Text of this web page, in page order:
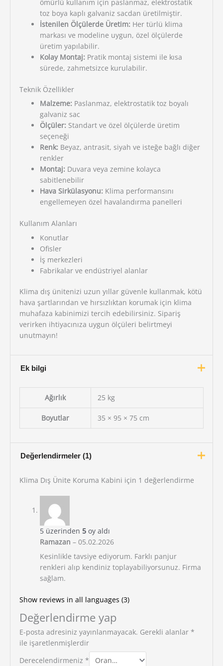
ömürlü kullanım için paslanmaz, elektrostatik
toz boya kaplı galvaniz sacdan üretilmiştir.
İstenilen Ölçülerde Üretim: Her türlü klima
markası ve modeline uygun, özel ölçülerde
üretim yapılabilir.
Kolay Montaj: Pratik montaj sistemi ile kısa
sürede, zahmetsizce kurulabilir.
Teknik Özellikler
Malzeme: Paslanmaz, elektrostatik toz boyalı
galvaniz sac
Ölçüler: Standart ve özel ölçülerde üretim
seçeneği
Renk: Beyaz, antrasit, siyah ve isteğe bağlı diğer
renkler
Montaj: Duvara veya zemine kolayca
sabitlenebilir
Hava Sirkülasyonu: Klima performansını
engellemeyen özel havalandırma panelleri
Kullanım Alanları
Konutlar
Ofisler
İş merkezleri
Fabrikalar ve endüstriyel alanlar
Klima dış ünitenizi uzun yıllar güvenle kullanmak, kötü
hava şartlarından ve hırsızlıktan korumak için klima
muhafaza kabinimizi tercih edebilirsiniz. Sipariş
verirken ihtiyacınıza uygun ölçüleri belirtmeyi
unutmayın!
Ek bilgi
Ağırlık 25 kg
Boyutlar 35 × 95 × 75 cm
Değerlendirmeler (1)
Klima Dış Ünite Koruma Kabini için 1 değerlendirme
5 üzerinden 5oy aldı
Ramazan – 05.02.2026
Kesinlikle tavsiye ediyorum. Farklı panjur
renkleri alıp kendiniz toplayabiliyorsunuz. Firma
sağlam.
Show reviews in all languages (3)
Değerlendirme yap
E-posta adresiniz yayınlanmayacak. Gerekli alanlar *
ile işaretlenmişlerdir
Derecelendirmeniz *